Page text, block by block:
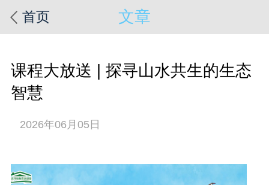
首页 文章
课程大放送 | 探寻山水共生的生态
智慧
2026年06月05日